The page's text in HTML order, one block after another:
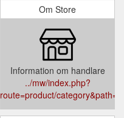
Om Store
Information om handlare
../mw/index.php?
route=product/